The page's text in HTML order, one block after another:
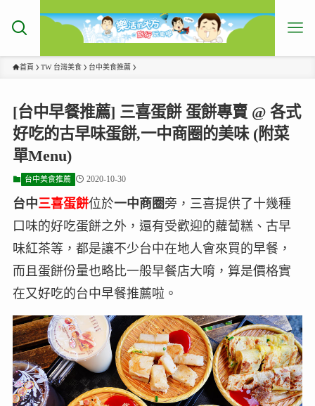
首頁 TW 台灣美食 台中美食推薦
[台中早餐推薦] 三喜蛋餅 蛋餅專賣 @ 各式
好吃的古早味蛋餅,一中商圈的美味 (附菜
單Menu)
台中美食推薦 2020-10-30
台中三喜蛋餅位於一中商圈旁，三喜提供了十幾種
口味的好吃蛋餅之外，還有受歡迎的蘿蔔糕、古早
味紅茶等，都是讓不少台中在地人會來買的早餐，
而且蛋餅份量也略比一般早餐店大唷，算是價格實
在又好吃的台中早餐推薦啦。